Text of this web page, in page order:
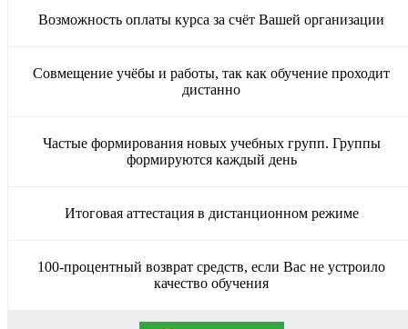
Возможность оплаты курса за счёт Вашей организации
Совмещение учёбы и работы, так как обучение проходит
дистанно
Частые формирования новых учебных групп. Группы
формируются каждый день
Итоговая аттестация в дистанционном режиме
100-процентный возврат средств, если Вас не устроило
качество обучения